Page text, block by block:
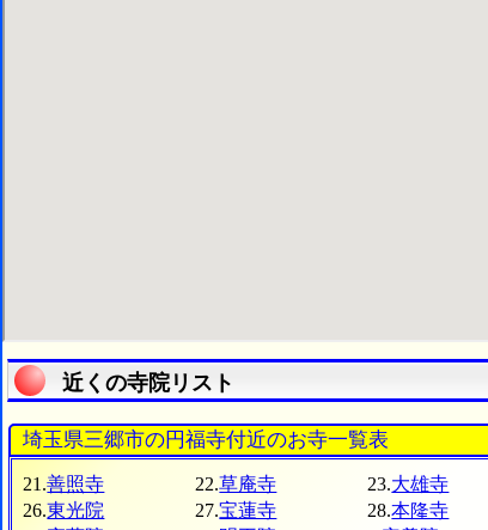
近くの寺院リスト
埼玉県三郷市の円福寺付近のお寺一覧表
21.善照寺 22.草庵寺 23.大雄寺
26.東光院 27.宝蓮寺 28.本隆寺